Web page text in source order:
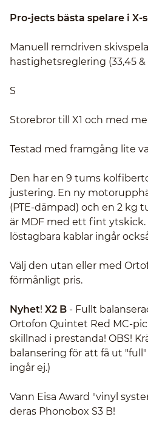
Pro-jects bästa spelare i X-
Manuell remdriven
hastighetsreglering (33,45 &
S
Storebror till X1 och med
Testad med framgång lite
Den har en 9 tums
justering. En ny
(PTE-dämpad) och en 2 kg
är MDF med ett fint ytskick.
löstagbara kablar ingår
Välj den utan eller med
förmånligt pris.
Nyhet! X2 B - Fullt
Ortofon Quintet Red MC-
skillnad i prestanda! OBS!
balansering för att få ut
ingår ej.)
Vann Eisa Award "vinyl
deras Phonobox S3 B!